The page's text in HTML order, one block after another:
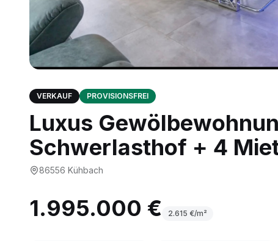
VERKAUF PROVISIONSFREI
Luxus
Schwerlasthof + 4
86556 Kühbach
1.995.000 € 2.615 €/m²